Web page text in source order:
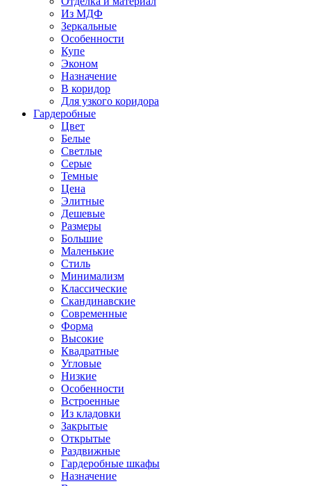
Из МДФ
Зеркальные
Особенности
Купе
Эконом
Назначение
В коридор
Для узкого коридора
Гардеробные
Цвет
Белые
Светлые
Серые
Темные
Цена
Элитные
Дешевые
Размеры
Большие
Маленькие
Стиль
Минимализм
Классические
Скандинавские
Современные
Форма
Высокие
Квадратные
Угловые
Низкие
Особенности
Встроенные
Из кладовки
Закрытые
Открытые
Раздвижные
Гардеробные шкафы
Назначение